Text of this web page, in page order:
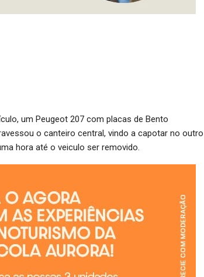
um Peugeot 207 com placas de Bento
o canteiro central, vindo a capotar no outro
hora até o veiculo ser removido.